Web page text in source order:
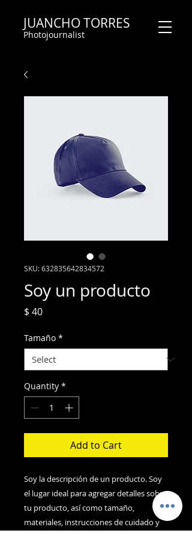
JUANCHO TORRES
Photojournalist
SKU: 632835642834572
Soy un producto
$ 40Price
Tamaño *
Quantity *
Add to Cart
Soy la descripción de un producto. Soy
el lugar ideal para agregar detalles sobre
tu producto, así como tamaño,
materiales, instrucciones de cuidado y